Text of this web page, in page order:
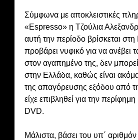
Σύμφωνα με αποκλειστικές
«Espresso» η Τζούλια
αυτή την περίοδο βρίσκεται στη
προβάρει νυφικό για να ανέβει
στον αγαπημένο της, δεν
στην Ελλάδα, καθώς είναι
της απαγόρευσης εξόδου από
είχε επιβληθεί για την
DVD.
Μάλιστα, βάσει του υπ΄